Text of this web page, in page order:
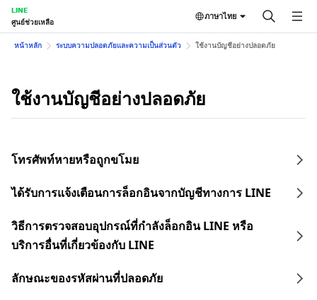
LINE
ศูนย์ช่วยเหลือ
ภาษาไทย
หน้าหลัก ระบบความปลอดภัยและความเป็นส่วนตัว ใช้งานบัญชีอย่างปลอดภัย
ใช้งานบัญชีอย่างปลอดภัย
โทรศัพท์หายหรือถูกขโมย
ได้รับการแจ้งเตือนการล็อกอินจากบัญชีทางการ LINE
วิธีการตรวจสอบอุปกรณ์ที่กำลังล็อกอิน LINE หรือ
บริการอื่นที่เกี่ยวข้องกับ LINE
ลักษณะของรหัสผ่านที่ปลอดภัย